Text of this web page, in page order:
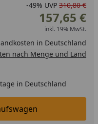
-49% UVP 310,80 €
157,65 €
inkl. 19% MwSt.
in Deutschland
nach Menge und Land
in Deutschland
Einkaufswagen legen